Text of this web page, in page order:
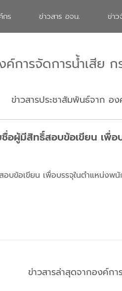
กร ข่าวสาร อจน. ข่า
ค์การจัดการน้ำเสีย ก
ข่าวสารประชาสัมพันธ์จาก อ
ยชื่อผู้มีสิทธิ์สอบข้อเขียน
อบข้อเขียน เพื่อบรรจุในตำแหน่
ข่าวสารล่าสุดจากองค์กา